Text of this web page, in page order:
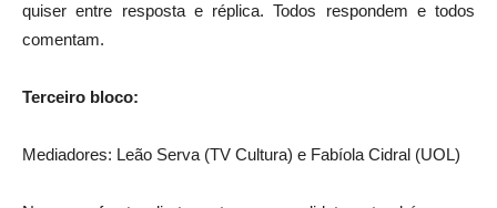
quiser entre resposta e réplica. Todos respondem e todos
comentam.
Terceiro bloco:
Mediadores: Leão Serva (TV Cultura) e Fabíola Cidral (UOL)